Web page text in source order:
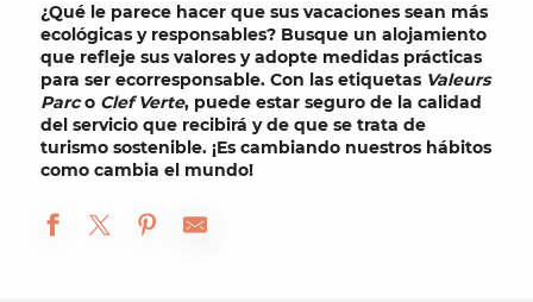
¿Qué le parece hacer que sus vacaciones sean más
ecológicas y responsables? Busque un alojamiento
que refleje sus valores y adopte medidas prácticas
para ser ecorresponsable. Con las etiquetas Valeurs
Parco Clef Verte, puede estar seguro de la calidad
del servicio que recibirá y de que se trata de
turismo sostenible. ¡Es cambiando nuestros hábitos
como cambia el mundo!